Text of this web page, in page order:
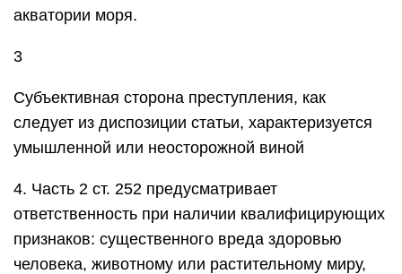
акватории моря.
3
Субъективная сторона преступления, как
следует из диспозиции статьи, характеризуется
умышленной или неосторожной виной
4. Часть 2 ст. 252 предусматривает
ответственность при наличии квалифицирующих
признаков: существенного вреда здоровью
человека, животному или растительному миру,